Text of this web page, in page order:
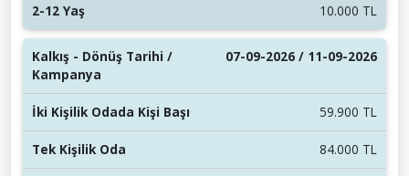
10.000 TL
07-09-2026 / 11-09-2026
59.900 TL
84.000 TL